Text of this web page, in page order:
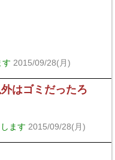
す 2015/09/28(月)
はゴミだったろ
ます 2015/09/28(月)